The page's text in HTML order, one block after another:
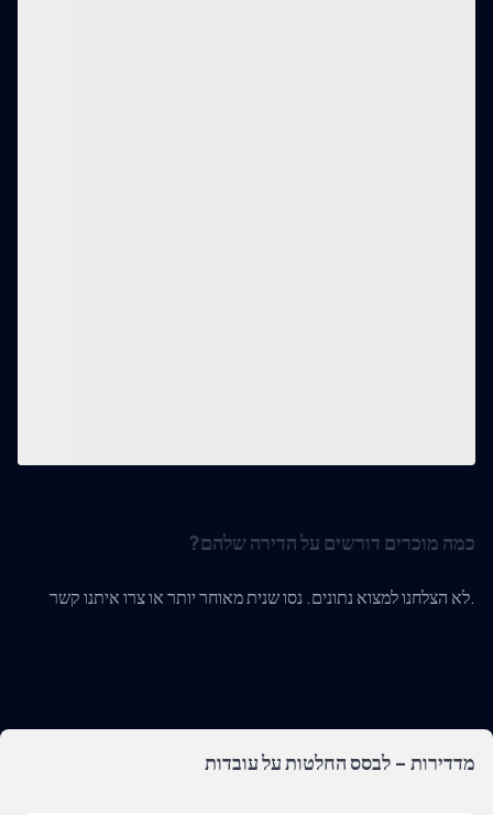
כמה מוכרים דורשים על הדירה שלהם?
לא הצלחנו למצוא נתונים. נסו שנית מאוחר יותר או צרו איתנו קשר.
מדדירות - לבסס החלטות על עובדות